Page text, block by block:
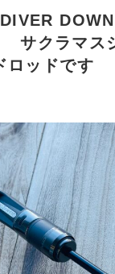
サクラマス
ロッドです